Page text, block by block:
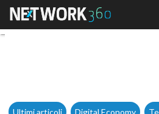
Calcio e
Ultimi articoli Digital Economy